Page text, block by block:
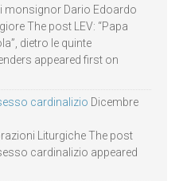
Dario Edoardo
The post LEV: “Papa
dietro le quinte
appeared first on
cardinalizio Dicembre
Liturgiche The post
cardinalizio appeared